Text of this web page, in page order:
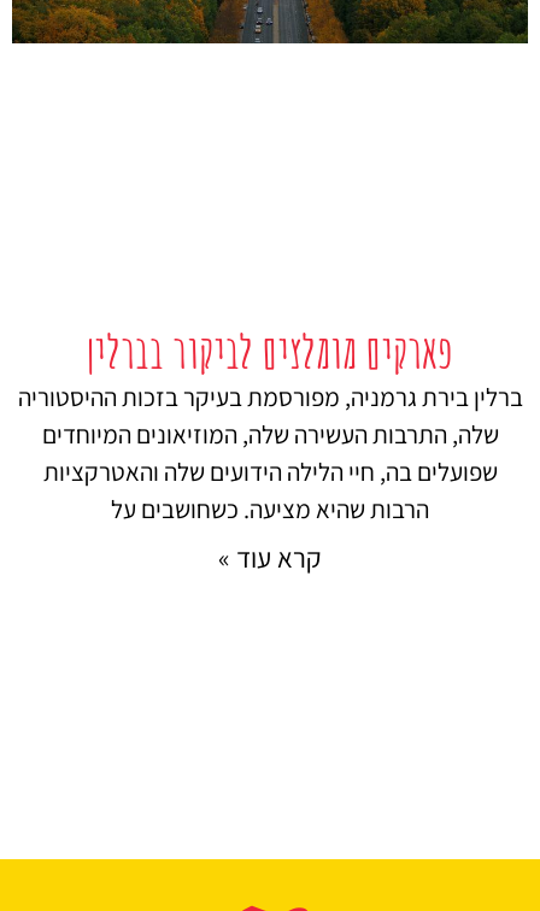
פארקים מומלצים לביקור בברלין
ברלין בירת גרמניה, מפורסמת בעיקר בזכות ההיסטוריה
שלה, התרבות העשירה שלה, המוזיאונים המיוחדים
שפועלים בה, חיי הלילה הידועים שלה והאטרקציות
הרבות שהיא מציעה. כשחושבים על
קרא עוד »